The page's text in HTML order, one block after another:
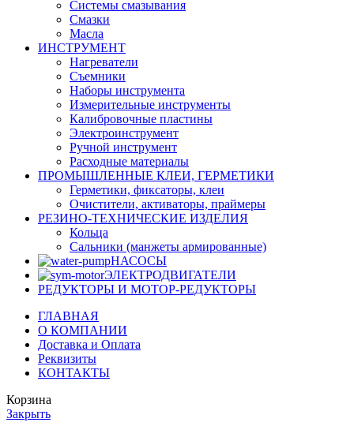
Системы смазывания
Смазки
Масла
ИНСТРУМЕНТ
Нагреватели
Съемники
Наборы инструмента
Измерительные инструменты
Калибровочные пластины
Электроинструмент
Ручной инструмент
Расходные материалы
ПРОМЫШЛЕННЫЕ КЛЕИ, ГЕРМЕТИКИ
Герметики, фиксаторы, клеи
Очистители, активаторы, праймеры
РЕЗИНО-ТЕХНИЧЕСКИЕ ИЗДЕЛИЯ
Кольца
Сальники (манжеты армированные)
НАСОСЫ
ЭЛЕКТРОДВИГАТЕЛИ
РЕДУКТОРЫ И МОТОР-РЕДУКТОРЫ
ГЛАВНАЯ
О КОМПАНИИ
Доставка и Оплата
Реквизиты
КОНТАКТЫ
Корзина
Закрыть